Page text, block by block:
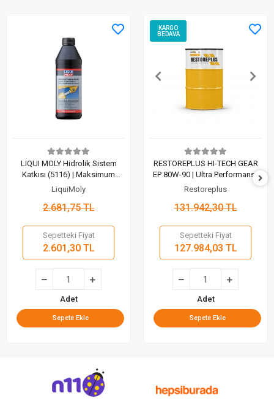
LIQUI MOLY Hidrolik Sistem
Katkısı (5116) | Maksimum
Sistem Koruması (1 Lt)
LiquiMoly
2.681,75 TL
Sepetteki Fiyat
2.601,30 TL
Adet
Sepete Ekle
KARGO
BEDAVA
RESTOREPLUS HI-TECH GEAR
EP 80W-90 | Ultra Performanslı
Çok Dereceli Dişli Yağlayıcı
(200 Lt)
Restoreplus
131.942,30 TL
Sepetteki Fiyat
127.984,03 TL
Adet
Sepete Ekle